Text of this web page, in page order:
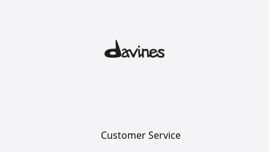
Customer Service